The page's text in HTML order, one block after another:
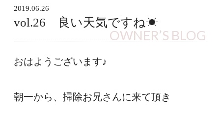
2019.06.26
vol.26 良い天気ですね☀︎
OWNER’S BLOG
おはようございます♪
朝一から、掃除お兄さんに来て頂き